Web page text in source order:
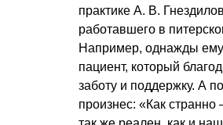
практике А. В.
работавшего в
Например, однажды
пациент, который
заботу и поддержку. А
произнес: «Как